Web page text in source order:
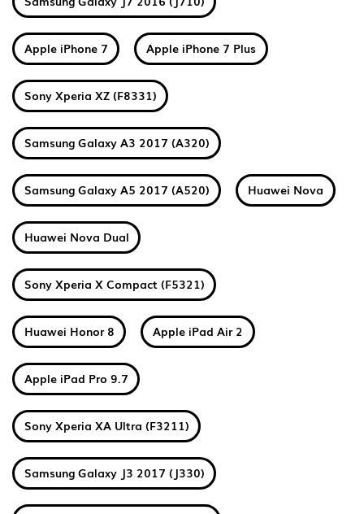
Apple iPhone 7 Apple iPhone 7 Plus
Sony Xperia XZ (F8331)
Samsung Galaxy A3 2017 (A320)
Samsung Galaxy A5 2017 (A520) Huawei Nova
Huawei Nova Dual
Sony Xperia X Compact (F5321)
Huawei Honor 8 Apple iPad Air 2
Apple iPad Pro 9.7
Sony Xperia XA Ultra (F3211)
Samsung Galaxy J3 2017 (J330)